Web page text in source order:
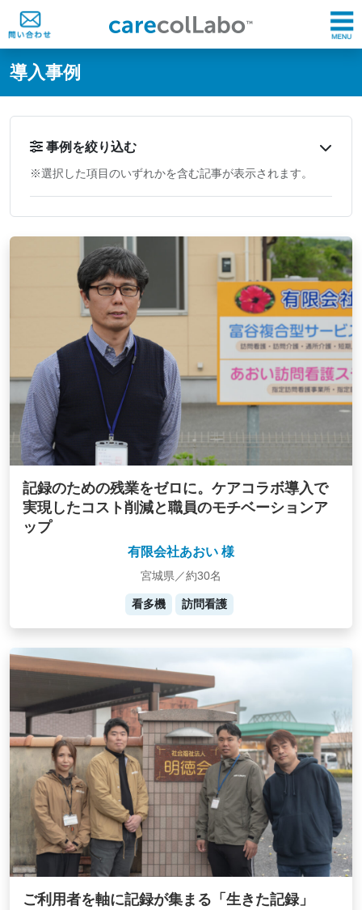
@ -0,0 +1,60 @@
導入事例
事例を絞り込む
※選択した項目のいずれかを含む記事が表示されます。
記録のための残業をゼロに。ケアコラボ導入で
実現したコスト削減と職員のモチベーションア
ップ
有限会社あおい 様
宮城県／約30名
看多機 訪問看護
ご利用者を軸に記録が集まる「生きた記録」